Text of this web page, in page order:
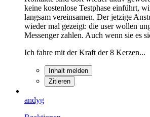
keine kostenlose Testphase einführt,
langsam vereinsamen. Der jetzige
wieder mal gezeigt: die user wollen
Messenger zahlen. Auch wenn sie es
Ich fahre mit der Kraft der 8 Kerzen...
Inhalt melden
Zitieren
andyg